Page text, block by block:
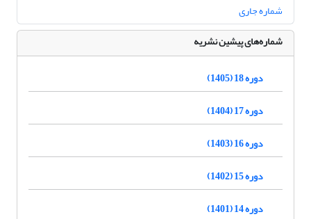
شماره جاری
شماره‌های پیشین نشریه
دوره 18 (1405)
دوره 17 (1404)
دوره 16 (1403)
دوره 15 (1402)
دوره 14 (1401)